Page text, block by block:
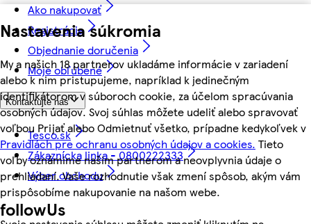
Nastavenia súkromia
My a našich 18 partnerov ukladáme informácie v zariadení
alebo k nim pristupujeme, napríklad k jedinečným
identifikátorom v súboroch cookie, za účelom spracúvania
osobných údajov. Svoj súhlas môžete udeliť alebo spravovať
voľbou Prijať alebo Odmietnuť všetko, prípadne kedykoľvek v
Pravidlách pre ochranu osobných údajov a cookies. Tieto
voľby oznámime našim partnerom a neovplyvnia údaje o
prehliadaní. Vaše rozhodnutie však zmení spôsob, akým vám
prispôsobíme nakupovanie na našom webe.
Ako nakupovať
Registrácia
Objednanie doručenia
Moje obľúbené
Kontaktujte nás
Tesco.sk
Zákaznícka linka - 0800222333
Výber obchodu
followUs